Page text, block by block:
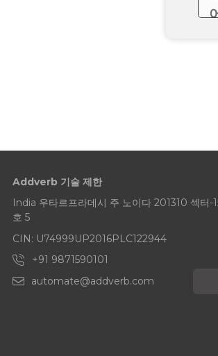
Addverb 기술 제한
India 우타르프라데시 주 노이다 201310 섹터-
호 5
CIN: U74999UP2016PLC122944
+91 9871590101
automate@addverb.com